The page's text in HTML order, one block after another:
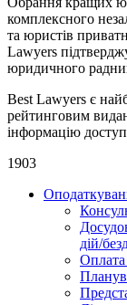
комплексного
та юристів
Lawyers
юридичного
Best Lawyers є
рейтинговим
інформацію
1903
дій/